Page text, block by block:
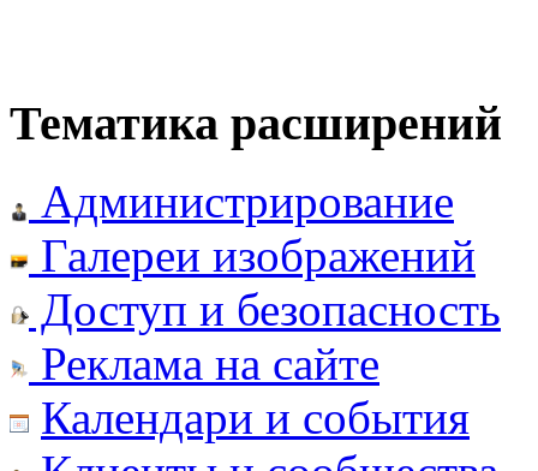
Тематика расширений
Администрирование
Галереи изображений
Доступ и безопасность
Реклама на сайте
Календари и события